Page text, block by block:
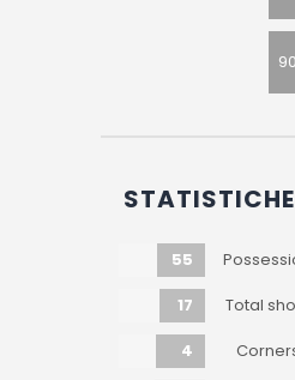
55
17
Total
4